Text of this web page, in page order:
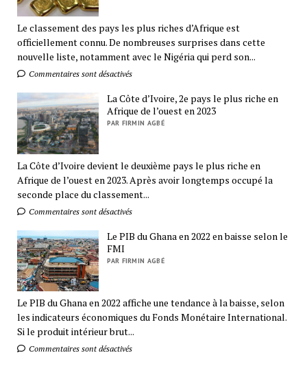
Le classement des pays les plus riches d’Afrique est
officiellement connu. De nombreuses surprises dans cette
nouvelle liste, notamment avec le Nigéria qui perd son...
Commentaires sont désactivés
La Côte d’Ivoire, 2e pays le plus riche en
Afrique de l’ouest en 2023
PAR FIRMIN AGBÉ
La Côte d’Ivoire devient le deuxième pays le plus riche en
Afrique de l’ouest en 2023. Après avoir longtemps occupé la
seconde place du classement...
Commentaires sont désactivés
Le PIB du Ghana en 2022 en baisse selon le
FMI
PAR FIRMIN AGBÉ
Le PIB du Ghana en 2022 affiche une tendance à la baisse, selon
les indicateurs économiques du Fonds Monétaire International.
Si le produit intérieur brut...
Commentaires sont désactivés